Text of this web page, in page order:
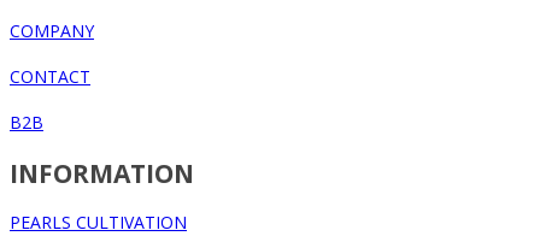
COMPANY
CONTACT
B2B
INFORMATION
PEARLS CULTIVATION